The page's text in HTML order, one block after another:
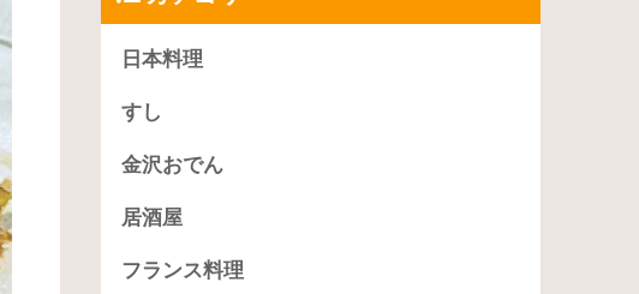
日本料理
すし
金沢おでん
居酒屋
フランス料理